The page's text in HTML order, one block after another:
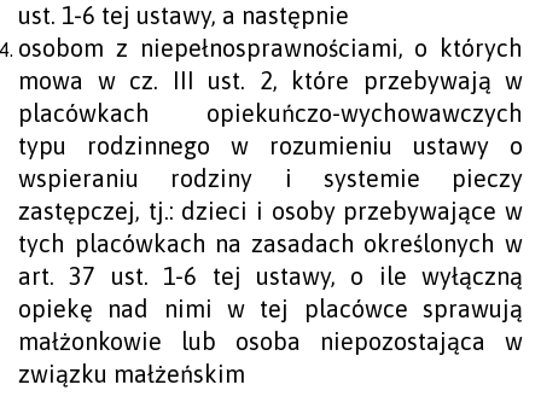
ust. 1-6 tej ustawy, a następnie
osobom z niepełnosprawnościami, o których
mowa w cz. III ust. 2, które przebywają w
placówkach opiekuńczo-wychowawczych
typu rodzinnego w rozumieniu ustawy o
wspieraniu rodziny i systemie pieczy
zastępczej, tj.: dzieci i osoby przebywające w
tych placówkach na zasadach określonych w
art. 37 ust. 1-6 tej ustawy, o ile wyłączną
opiekę nad nimi w tej placówce sprawują
małżonkowie lub osoba niepozostająca w
związku małżeńskim